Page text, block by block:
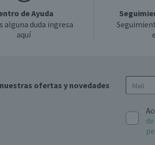
de Ayuda
alguna duda ingresa
aquí
ofertas y novedades